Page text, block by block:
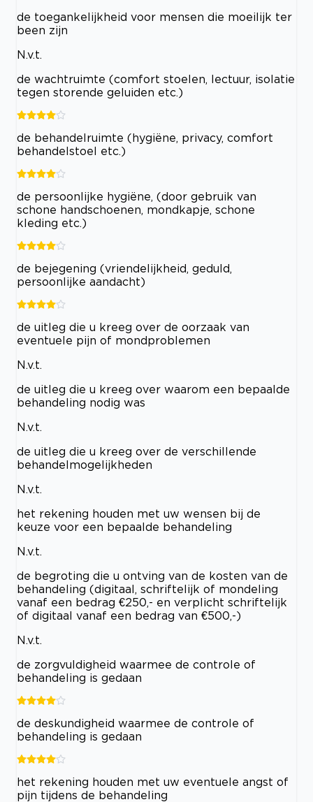
de toegankelijkheid voor mensen die moeilijk ter
been zijn
N.v.t.
de wachtruimte (comfort stoelen, lectuur, isolatie
tegen storende geluiden etc.)
de behandelruimte (hygiëne, privacy, comfort
behandelstoel etc.)
de persoonlijke hygiëne, (door gebruik van
schone handschoenen, mondkapje, schone
kleding etc.)
de bejegening (vriendelijkheid, geduld,
persoonlijke aandacht)
de uitleg die u kreeg over de oorzaak van
eventuele pijn of mondproblemen
N.v.t.
de uitleg die u kreeg over waarom een bepaalde
behandeling nodig was
N.v.t.
de uitleg die u kreeg over de verschillende
behandelmogelijkheden
N.v.t.
het rekening houden met uw wensen bij de
keuze voor een bepaalde behandeling
N.v.t.
de begroting die u ontving van de kosten van de
behandeling (digitaal, schriftelijk of mondeling
vanaf een bedrag €250,- en verplicht schriftelijk
of digitaal vanaf een bedrag van €500,-)
N.v.t.
de zorgvuldigheid waarmee de controle of
behandeling is gedaan
de deskundigheid waarmee de controle of
behandeling is gedaan
het rekening houden met uw eventuele angst of
pijn tijdens de behandeling